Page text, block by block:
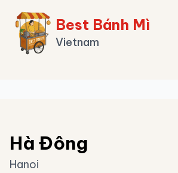
Best Bánh Mì
Vietnam
Hà Đông
Hanoi